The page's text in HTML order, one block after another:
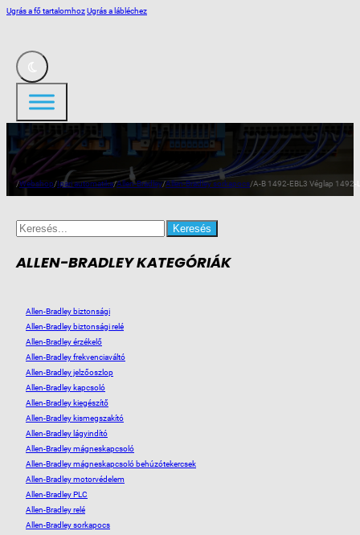
Ugrás a fő tartalomhozUgrás a lábléchez
/Webshop/Ipari automatika/Allen-Bradley/Allen-Bradley sorkapocs/A-B 1492-EBL3 Véglap
Search
for:
ALLEN-BRADLEY KATEGÓRIÁK
Allen-Bradley biztonsági
Allen-Bradley biztonsági relé
Allen-Bradley érzékelő
Allen-Bradley frekvenciaváltó
Allen-Bradley jelzőoszlop
Allen-Bradley kapcsoló
Allen-Bradley kiegészítő
Allen-Bradley kismegszakító
Allen-Bradley lágyindító
Allen-Bradley mágneskapcsoló
Allen-Bradley mágneskapcsoló behúzótekercsek
Allen-Bradley motorvédelem
Allen-Bradley PLC
Allen-Bradley relé
Allen-Bradley sorkapocs